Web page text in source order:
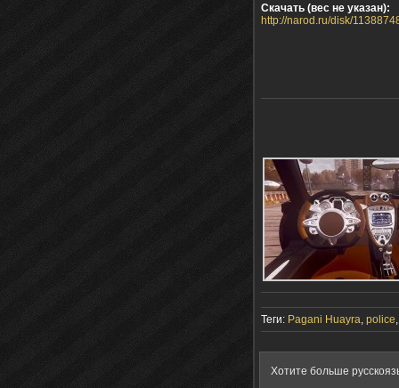
Скачать (вес не указан):
http://narod.ru/disk/
Теги: Pagani Huayra, police
Хотите больше